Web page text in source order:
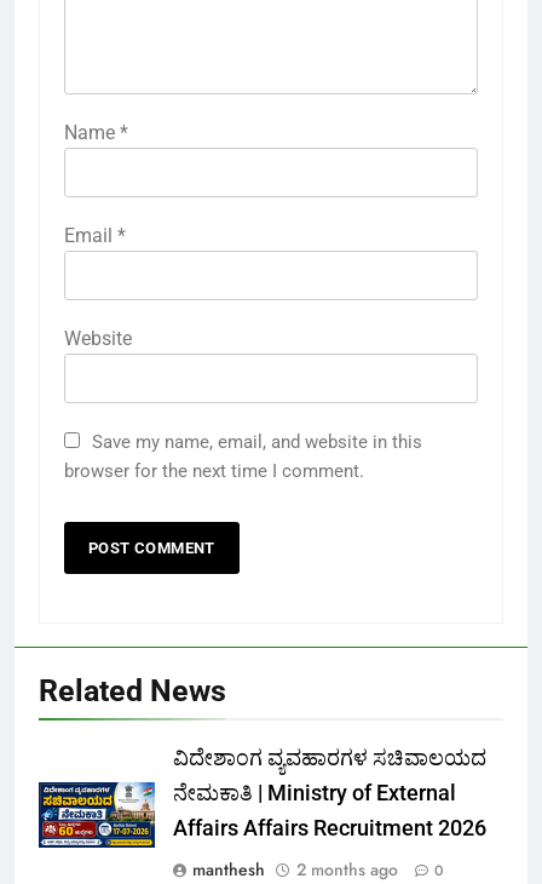
Name *
Email *
Website
Save my name, email, and website in this
browser for the next time I comment.
Related News
ವಿದೇಶಾಂಗ ವ್ಯವಹಾರಗಳ ಸಚಿವಾಲಯದ
ನೇಮಕಾತಿ | Ministry of External
Affairs Affairs Recruitment 2026
manthesh
2 months ago 0